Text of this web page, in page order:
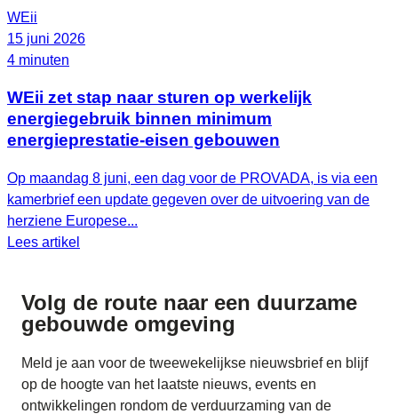
WEii
15 juni 2026
4 minuten
WEii zet stap naar sturen op werkelijk
energiegebruik binnen minimum
energieprestatie-eisen gebouwen
Op maandag 8 juni, een dag voor de PROVADA, is via een
kamerbrief een update gegeven over de uitvoering van de
herziene Europese...
Lees artikel
Volg de route naar een duurzame
gebouwde omgeving
Meld je aan voor de tweewekelijkse nieuwsbrief en blijf
op de hoogte van het laatste nieuws, events en
ontwikkelingen rondom de verduurzaming van de